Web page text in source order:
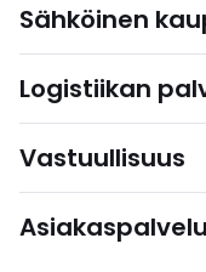
Sähköinen
Logistiikan
Vastuullisuus
Asiakaspalvelu